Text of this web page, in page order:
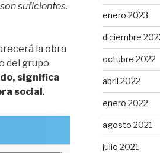
suficientes.
la obra
del grupo
significa
social.
enero 2023
diciembre
octubre 2022
abril 2022
enero 2022
agosto 2021
julio 2021